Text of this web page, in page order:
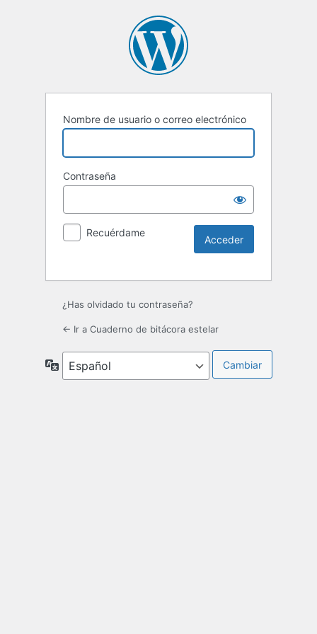
Nombre de usuario o correo electrónico
Contraseña
Recuérdame
¿Has olvidado tu contraseña?
← Ir a Cuaderno de bitácora estelar
Idioma